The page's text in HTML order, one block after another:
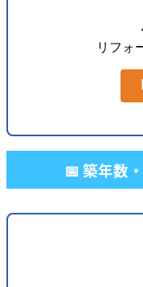
リフォ
📅 築年数